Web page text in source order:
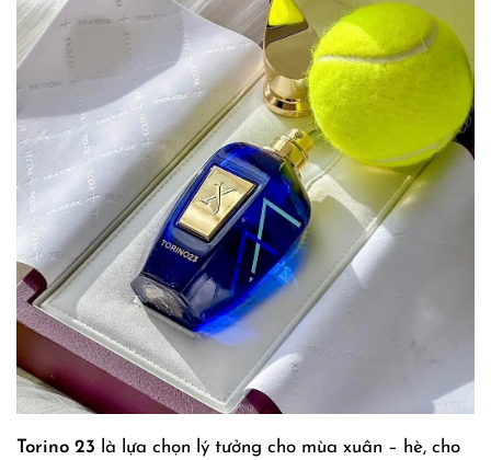
Torino 23 là lựa chọn lý tưởng cho mùa xuân – hè, cho